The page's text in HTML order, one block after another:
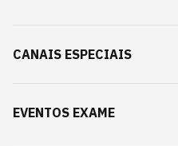
CANAIS ESPECIAIS
EVENTOS EXAME